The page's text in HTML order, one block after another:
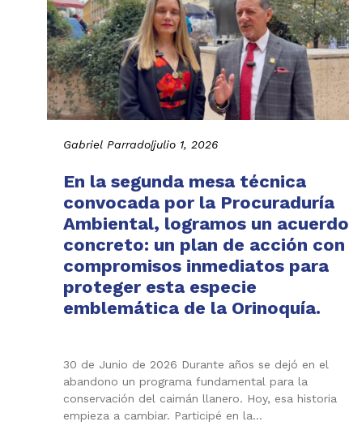
Gabriel Parrado|julio 1, 2026
En la segunda mesa técnica
convocada por la Procuraduría
Ambiental, logramos un acuerdo
concreto: un plan de acción con
compromisos inmediatos para
proteger esta especie
emblemática de la Orinoquía.
30 de Junio de 2026 Durante años se dejó en el
abandono un programa fundamental para la
conservación del caimán llanero. Hoy, esa historia
empieza a cambiar. Participé en la…